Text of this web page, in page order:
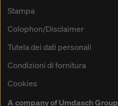
Stampa
Colophon/Disclaimer
Tutela dei dati personali
Condizioni di fornitura
Cookies
A company of Umdasch Group